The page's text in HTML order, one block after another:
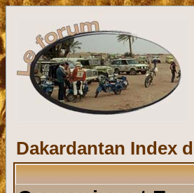
Dakardantan Index